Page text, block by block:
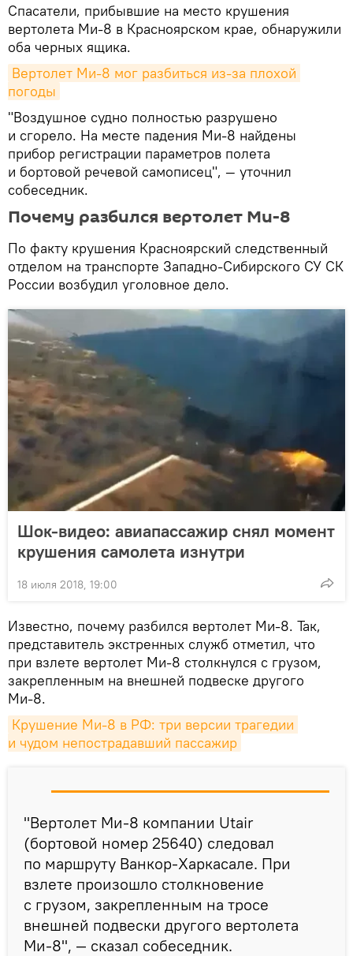
Спасатели, прибывшие на место крушения
вертолета Ми-8 в Красноярском крае, обнаружили
оба черных ящика.
Вертолет Ми-8 мог разбиться из-за плохой
погоды
"Воздушное судно полностью разрушено
и сгорело. На месте падения Ми-8 найдены
прибор регистрации параметров полета
и бортовой речевой самописец", — уточнил
собеседник.
Почему разбился вертолет Ми-8
По факту крушения Красноярский следственный
отделом на транспорте Западно-Сибирского СУ СК
России возбудил уголовное дело.
Шок-видео: авиапассажир снял момент
крушения самолета изнутри
18 июля 2018, 19:00
Известно, почему разбился вертолет Ми-8. Так,
представитель экстренных служб отметил, что
при взлете вертолет Ми-8 столкнулся с грузом,
закрепленным на внешней подвеске другого
Ми-8.
Крушение Ми-8 в РФ: три версии трагедии
и чудом непострадавший пассажир
"Вертолет Ми-8 компании Utair
(бортовой номер 25640) следовал
по маршруту Ванкор-Харкасале. При
взлете произошло столкновение
с грузом, закрепленным на тросе
внешней подвески другого вертолета
Ми-8", — сказал собеседник.